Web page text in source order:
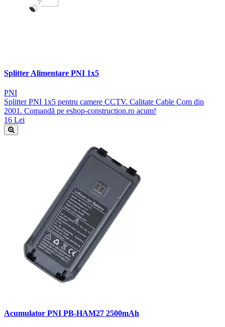
Splitter Alimentare PNI 1x5
PNI
Splitter PNI 1x5 pentru camere CCTV. Calitate Cable Com din
2001. Comandă pe eshop-construction.ro acum!
16 Lei
Acumulator PNI PB-HAM27 2500mAh